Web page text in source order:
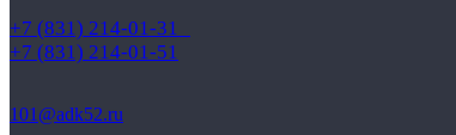
+7 (831) 214-01-31
+7 (831) 214-01-51
101@adk52.ru